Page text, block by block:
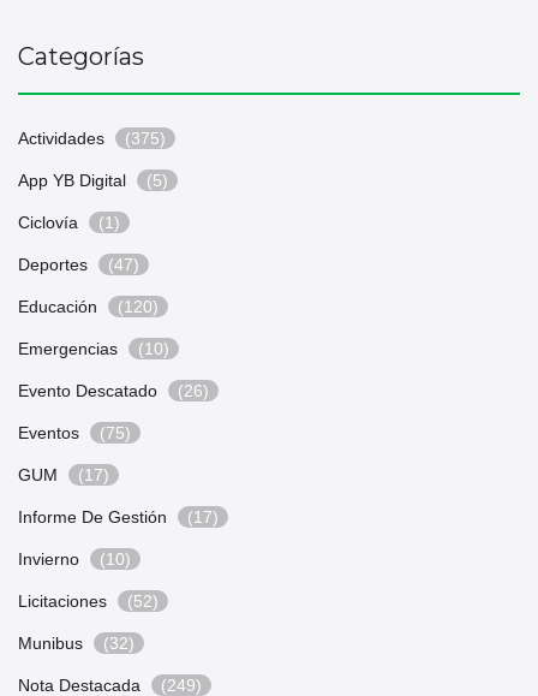
Categorías
Actividades (375)
App YB Digital (5)
Ciclovía (1)
Deportes (47)
Educación (120)
Emergencias (10)
Evento Descatado (26)
Eventos (75)
GUM (17)
Informe De Gestión (17)
Invierno (10)
Licitaciones (52)
Munibus (32)
Nota Destacada (249)